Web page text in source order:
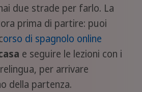
due strade per farlo. La
prima di partire: puoi
orso di spagnolo online
e seguire le lezioni con i
per arrivare
della partenza.